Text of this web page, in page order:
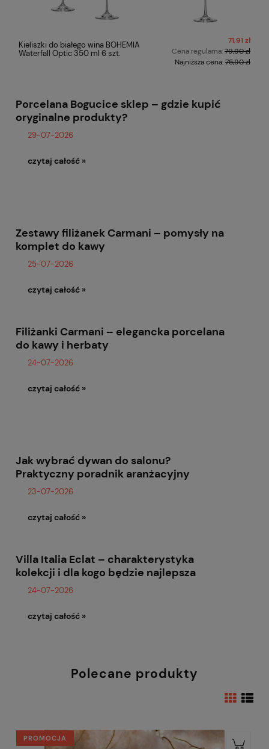
Kieliszki do białego wina BOHEMIA
Waterfall Optic 350 ml 6 szt.
71,91 zł
Cena regularna:79,90 zł
Najniższa cena:75,90 zł
Porcelana Bogucice sklep – gdzie kupić
oryginalne produkty?
29-07-2026
czytaj całość »
Zestawy filiżanek Carmani – pomysły na
komplet do kawy
25-07-2026
czytaj całość »
Filiżanki Carmani – elegancka porcelana
do kawy i herbaty
24-07-2026
czytaj całość »
Jak wybrać dywan do salonu?
Praktyczny poradnik aranżacyjny
23-07-2026
czytaj całość »
Villa Italia Eclat – charakterystyka
kolekcji i dla kogo będzie najlepsza
24-07-2026
czytaj całość »
Polecane produkty
PROMOCJA